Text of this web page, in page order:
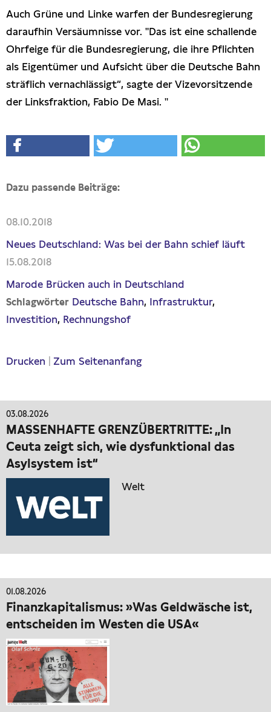
Auch Grüne und Linke warfen der Bundesregierung
daraufhin Versäumnisse vor. "Das ist eine schallende
Ohrfeige für die Bundesregierung, die ihre Pflichten
als Eigentümer und Aufsicht über die Deutsche Bahn
sträflich vernachlässigt“, sagte der Vizevorsitzende
der Linksfraktion, Fabio De Masi. "
Dazu passende Beiträge:
08.10.2018
Neues Deutschland: Was bei der Bahn schief läuft
15.08.2018
Marode Brücken auch in Deutschland
Schlagwörter Deutsche Bahn Infrastruktur
Investition Rechnungshof
Drucken Zum Seitenanfang
03.08.2026
MASSENHAFTE GRENZÜBERTRITTE: „In
Ceuta zeigt sich, wie dysfunktional das
Asylsystem ist“
Welt
01.08.2026
Finanzkapitalismus: »Was Geldwäsche ist,
entscheiden im Westen die USA«